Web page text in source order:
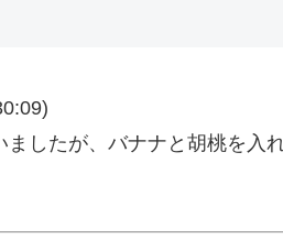
したが、バナナと胡桃を入